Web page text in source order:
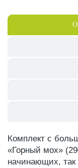
Комплект с
«Горный мох»
начинающих,